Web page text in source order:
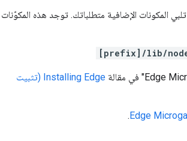
المكونات الإضافية متطلباتك. توجد هذه المكوّنات
[prefix]/lib/
Installing Edge (تثبيت
.